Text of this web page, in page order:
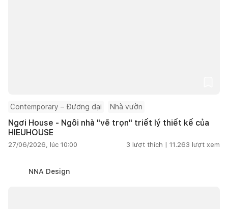
Contemporary – Đương đại Nhà vườn
Ngơi House - Ngôi nhà "vẽ trọn" triết lý thiết kế của
HIEUHOUSE
27/06/2026, lúc 10:00 3 lượt thích | 11.263 lượt xem
NNA Design